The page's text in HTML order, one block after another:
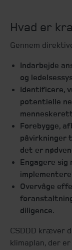
Hvad er
Gennem
Indarbejde
og
Identificere,
potentielle
Forebygge,
påvirkninger
det er
Engagere
Overvåge
diligence.
CSDDD kræver
klimaplan, der